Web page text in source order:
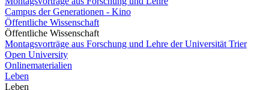
Campus der Generationen - Kino
Öffentliche Wissenschaft
Öffentliche Wissenschaft
Montagsvorträge aus Forschung und Lehre der Universität Trier
Open University
Onlinematerialien
Leben
Leben